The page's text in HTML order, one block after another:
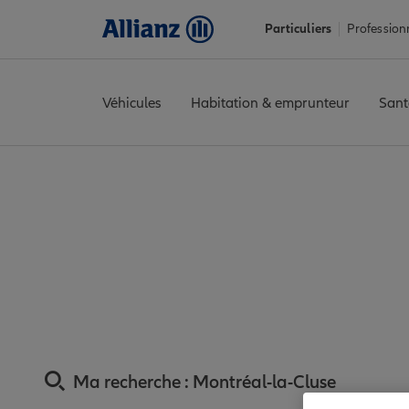
Particuliers
Véhicules Habitation & emprunteur
Ma recherche : Montréal-la-Cluse